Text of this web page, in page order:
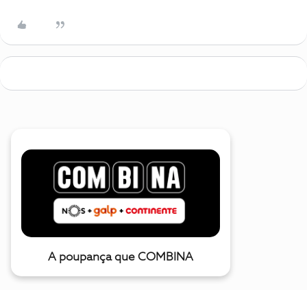
A poupança que COMBINA